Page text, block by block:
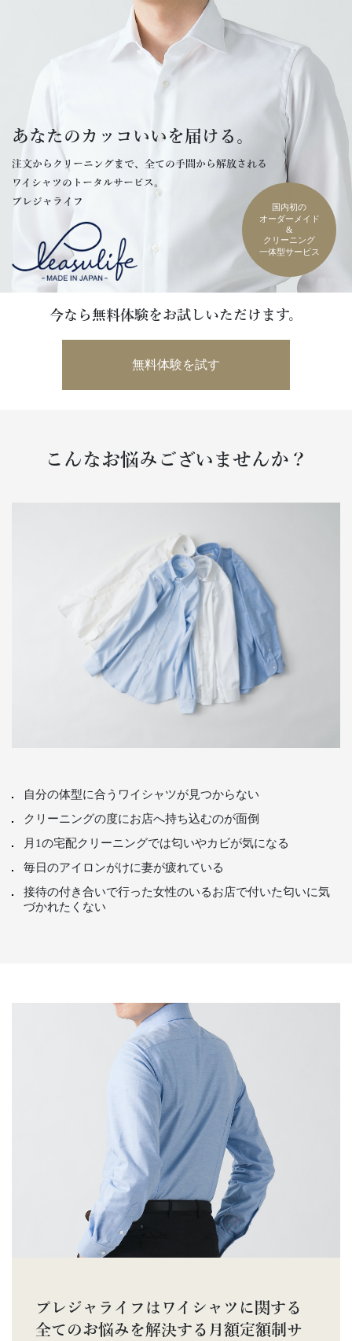
あなたのカッコいいを届ける。
注文からクリーニングまで、全ての手間から解放される
ワイシャツのトータルサービス。
プレジャライフ
国内初の
オーダーメイド
&
クリーニング
一体型サービス
今なら無料体験をお試しいただけます。
無料体験を試す
こんなお悩みございませんか？
自分の体型に合うワイシャツが見つからない
クリーニングの度にお店へ持ち込むのが面倒
月1の宅配クリーニングでは匂いやカビが気になる
毎日のアイロンがけに妻が疲れている
接待の付き合いで行った女性のいるお店で付いた匂いに気
づかれたくない
プレジャライフはワイシャツに関する
全てのお悩みを解決する月額定額制サ